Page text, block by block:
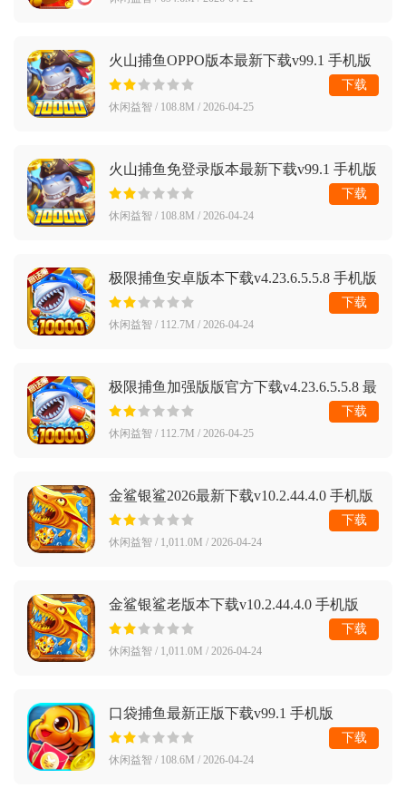
火山捕鱼OPPO版本最新下载v99.1 手机版
休闲益智 / 108.8M / 2026-04-25
下载
火山捕鱼免登录版本最新下载v99.1 手机版
休闲益智 / 108.8M / 2026-04-24
下载
极限捕鱼安卓版本下载v4.23.6.5.5.8 手机版
休闲益智 / 112.7M / 2026-04-24
下载
极限捕鱼加强版版官方下载v4.23.6.5.5.8 最
新版
休闲益智 / 112.7M / 2026-04-25
下载
金鲨银鲨2026最新下载v10.2.44.4.0 手机版
休闲益智 / 1,011.0M / 2026-04-24
下载
金鲨银鲨老版本下载v10.2.44.4.0 手机版
休闲益智 / 1,011.0M / 2026-04-24
下载
口袋捕鱼最新正版下载v99.1 手机版
休闲益智 / 108.6M / 2026-04-24
下载